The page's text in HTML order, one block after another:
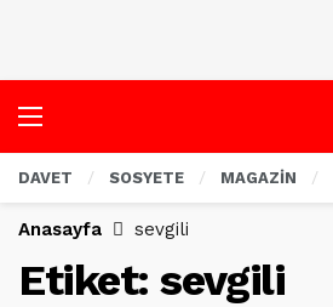
DAVET SOSYETE MAGAZİN
Anasayfa sevgili
Etiket: sevgili